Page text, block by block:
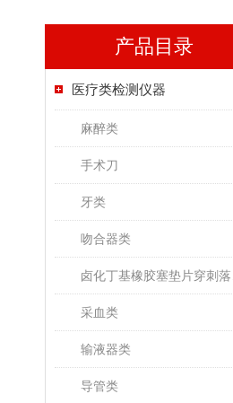
产品目录
医疗类检测仪器
麻醉类
手术刀
牙类
吻合器类
采血类
输液器类
导管类